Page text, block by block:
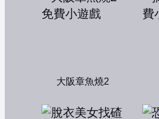
大阪章魚燒2